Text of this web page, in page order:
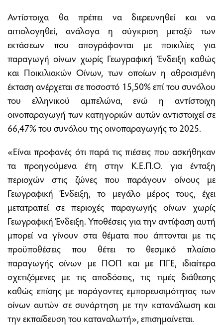
Αντίστοιχα θα πρέπει να διερευνηθεί και να
αιτιολογηθεί, ανάλογα η σύγκριση μεταξύ των
εκτάσεων που απογράφονται με ποικιλίες για
παραγωγή οίνων χωρίς Γεωγραφική Ένδειξη καθώς
και Ποικιλιακών Οίνων, των οποίων η αθροισμένη
έκταση ανέρχεται σε ποσοστό 15,50% επί του συνόλου
του ελληνικού αμπελώνα, ενώ η αντίστοιχη
οινοπαραγωγή των κατηγοριών αυτών αντιστοιχεί σε
66,47% του συνόλου της οινοπαραγωγής το 2025.
«Είναι προφανές ότι παρά τις πιέσεις που ασκήθηκαν
τα προηγούμενα έτη στην Κ.Ε.Π.Ο. για ένταξη
περιοχών στις ζώνες που παράγουν οίνους με
Γεωγραφική Ένδειξη, το μεγάλο μέρος τους, έχει
μετατραπεί σε περιοχές παραγωγής οίνων χωρίς
Γεωγραφική Ένδειξη. Υποθέσεις για την αντίφαση αυτή
μπορεί να γίνουν στα θέματα που άπτονται με τις
προϋποθέσεις που θέτει το θεσμικό πλαίσιο
παραγωγής οίνων με ΠΟΠ και με ΠΓΕ, ιδιαίτερα
σχετιζόμενες με τις αποδόσεις, τις τιμές διάθεσης
καθώς επίσης με παράγοντες εμπορευσιμότητας των
οίνων αυτών σε συνάρτηση με την κατανάλωση και
την εκπαίδευση του καταναλωτή», επισημαίνεται.